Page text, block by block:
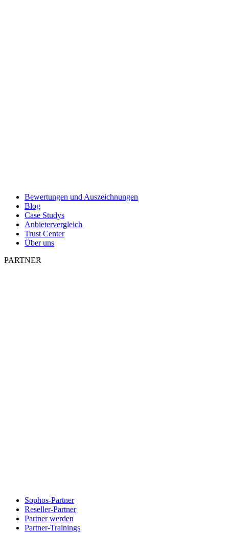
Bewertungen und Auszeichnungen
Blog
Case Studys
Anbietervergleich
Trust Center
Über uns
PARTNER
Sophos-Partner
Reseller-Partner
Partner werden
Partner-Trainings